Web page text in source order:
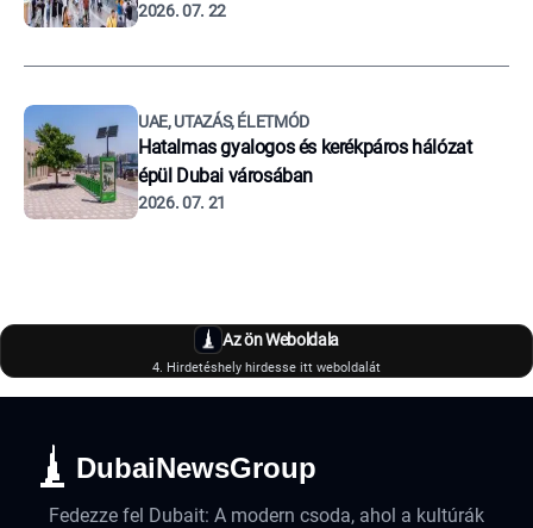
2026. 07. 22
UAE, UTAZÁS, ÉLETMÓD
Hatalmas gyalogos és kerékpáros hálózat
épül Dubai városában
2026. 07. 21
Az ön Weboldala
4. Hirdetéshely hirdesse itt weboldalát
DubaiNewsGroup
Fedezze fel Dubait: A modern csoda, ahol a kultúrák